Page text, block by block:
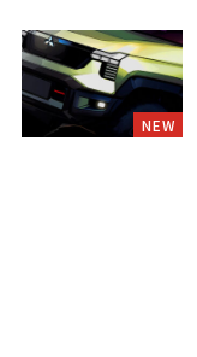
NEW